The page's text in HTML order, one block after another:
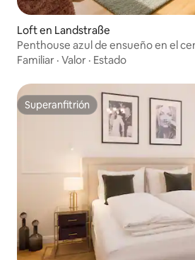
Loft en Landstraße
Penthouse azul de ensueño en el
Familiar · Valor · Estado
Superanfitrión
Superanfitrión